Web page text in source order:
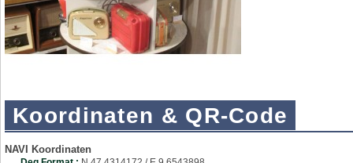
Koordinaten & QR-Code
NAVI Koordinaten